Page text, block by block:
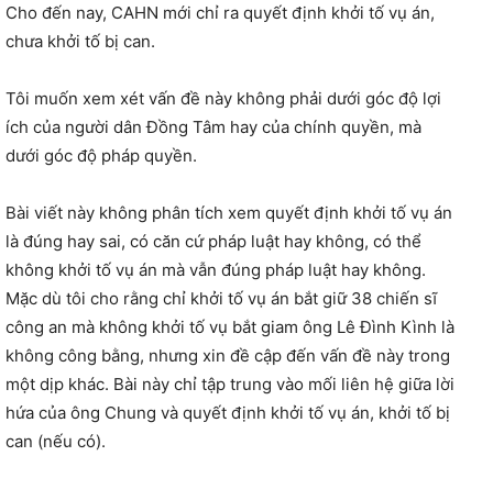
Cho đến nay, CAHN mới chỉ ra quyết định khởi tố vụ án,
chưa khởi tố bị can.
Tôi muốn xem xét vấn đề này không phải dưới góc độ lợi
ích của người dân Đồng Tâm hay của chính quyền, mà
dưới góc độ pháp quyền.
Bài viết này không phân tích xem quyết định khởi tố vụ án
là đúng hay sai, có căn cứ pháp luật hay không, có thể
không khởi tố vụ án mà vẫn đúng pháp luật hay không.
Mặc dù tôi cho rằng chỉ khởi tố vụ án bắt giữ 38 chiến sĩ
công an mà không khởi tố vụ bắt giam ông Lê Đình Kình là
không công bằng, nhưng xin đề cập đến vấn đề này trong
một dịp khác. Bài này chỉ tập trung vào mối liên hệ giữa lời
hứa của ông Chung và quyết định khởi tố vụ án, khởi tố bị
can (nếu có).